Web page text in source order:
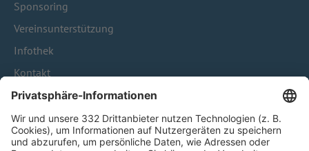
Sponsoring
Vereinsunterstützung
Infothek
Kontakt
HÄUFIG BESUCHTE SEITEN
Pässe und Vereinswechsel